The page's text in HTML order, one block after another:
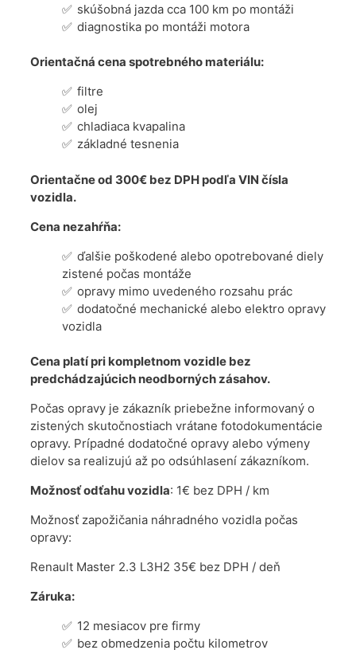
skúšobná jazda cca 100 km po montáži
diagnostika po montáži motora
Orientačná cena spotrebného materiálu:
filtre
olej
chladiaca kvapalina
základné tesnenia
Orientačne od 300€ bez DPH podľa VIN čísla
vozidla.
Cena nezahŕňa:
ďalšie poškodené alebo opotrebované diely
zistené počas montáže
opravy mimo uvedeného rozsahu prác
dodatočné mechanické alebo elektro opravy
vozidla
Cena platí pri kompletnom vozidle bez
predchádzajúcich neodborných zásahov.
Počas opravy je zákazník priebežne informovaný o
zistených skutočnostiach vrátane fotodokumentácie
opravy. Prípadné dodatočné opravy alebo výmeny
dielov sa realizujú až po odsúhlasení zákazníkom.
Možnosť odťahu vozidla: 1€ bez DPH / km
Možnosť zapožičania náhradného vozidla počas
opravy:
Renault Master 2.3 L3H2 35€ bez DPH / deň
Záruka:
12 mesiacov pre firmy
bez obmedzenia počtu kilometrov